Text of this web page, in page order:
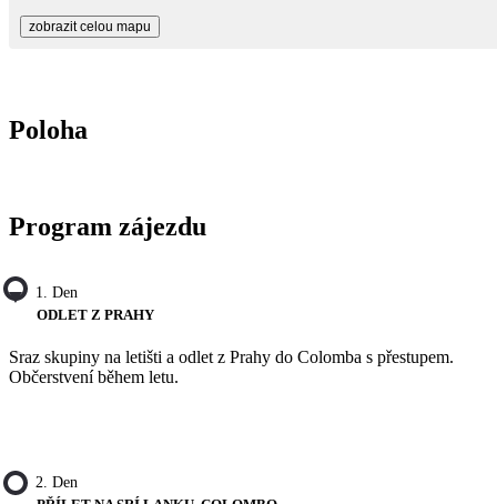
zobrazit celou mapu
Poloha
Program zájezdu
1. Den
ODLET Z PRAHY
Sraz skupiny na letišti a odlet z Prahy do Colomba s přestupem.
Občerstvení během letu.
2. Den